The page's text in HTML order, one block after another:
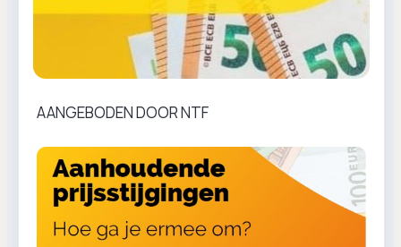
AANGEBODEN DOOR NTF